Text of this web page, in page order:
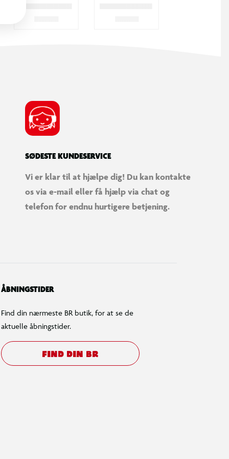
SØDESTE KUNDESERVICE
Vi er klar til at hjælpe dig! Du kan kontakte
os via e-mail eller få hjælp via chat og
telefon for endnu hurtigere betjening.
ÅBNINGSTIDER
Find din nærmeste BR butik, for at se de
aktuelle åbningstider.
FIND DIN BR